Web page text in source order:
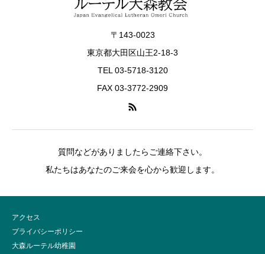
〒143-0023
東京都大田区山王2-18-3
TEL 03-5718-3120
FAX 03-3772-2909
質問などがありましたらご連絡下さい。
私たちはあなたのご来会を心から歓迎します。
アクセス
プライバシーポリシー
大森ルーテル幼稚園